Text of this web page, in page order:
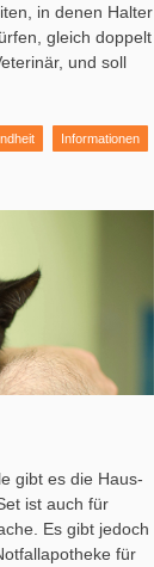
in denen Halter
gleich doppelt
und soll
Informationen
gibt es die Haus-
ist auch für
Es gibt jedoch
für